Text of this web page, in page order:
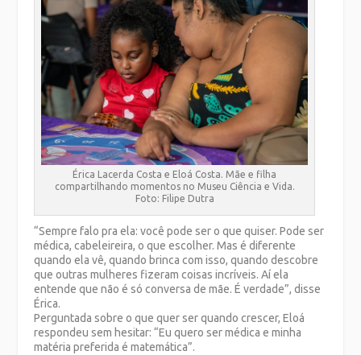
Érica Lacerda Costa e Eloá Costa. Mãe e filha
compartilhando momentos no Museu Ciência e Vida.
Foto: Filipe Dutra
“Sempre falo pra ela: você pode ser o que quiser. Pode ser
médica, cabeleireira, o que escolher. Mas é diferente
quando ela vê, quando brinca com isso, quando descobre
que outras mulheres fizeram coisas incríveis. Aí ela
entende que não é só conversa de mãe. É verdade”, disse
Érica.
Perguntada sobre o que quer ser quando crescer, Eloá
respondeu sem hesitar: “Eu quero ser médica e minha
matéria preferida é matemática”.